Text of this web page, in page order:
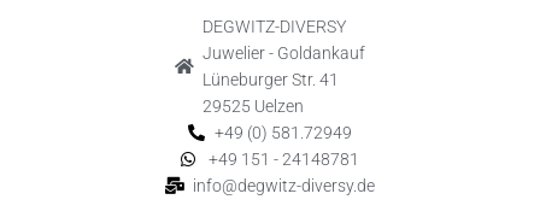
DEGWITZ-DIVERSY
Juwelier - Goldankauf
Lüneburger Str. 41
29525 Uelzen
+49 (0) 581.72949
+49 151 - 24148781
info@degwitz-diversy.de